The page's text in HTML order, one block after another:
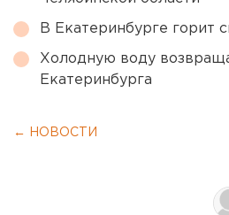
В Екатеринбурге горит
Холодную воду
Екатеринбурга
← НОВОСТИ